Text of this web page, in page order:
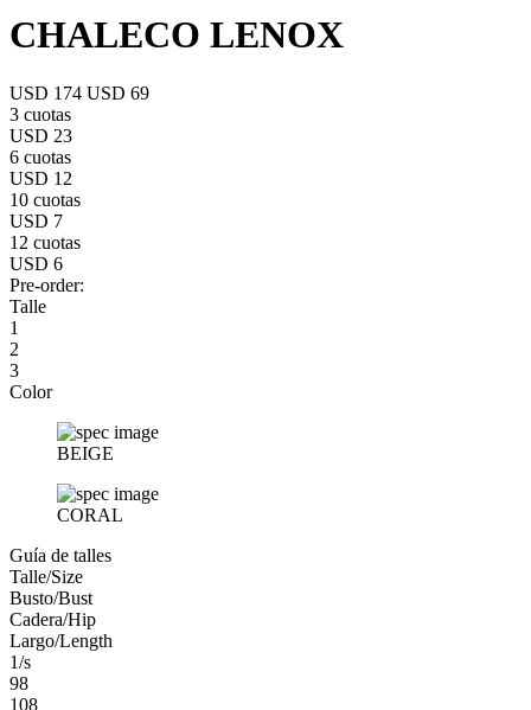
CHALECO LENOX
USD 174 USD 69
3 cuotas
USD 23
6 cuotas
USD 12
10 cuotas
USD 7
12 cuotas
USD 6
Pre-order:
Talle
1
2
3
Color
BEIGE
CORAL
Guía de talles
Talle/Size
Busto/Bust
Cadera/Hip
Largo/Length
1/s
98
108